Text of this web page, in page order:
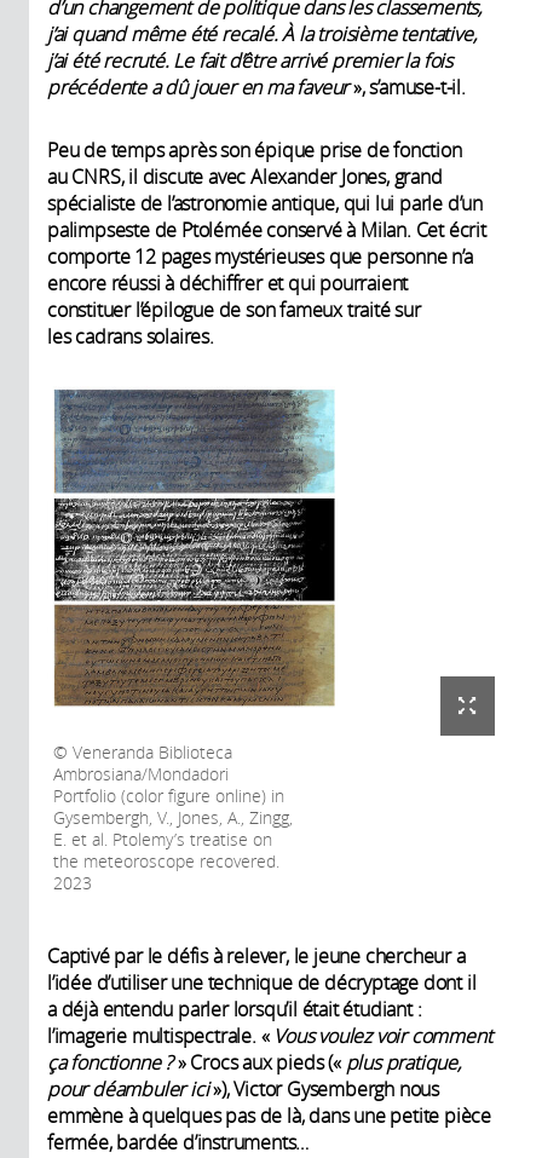
d’un changement de politique dans les classements,
j’ai quand même été recalé. À la troisième tentative,
j’ai été recruté. Le fait d’être arrivé premier la fois
précédente a dû jouer en ma faveur», s’amuse-t-il.
Peu de temps après son épique prise de fonction
au CNRS, il discute avec Alexander Jones, grand
spécialiste de l’astronomie antique, qui lui parle d’un
palimpseste de Ptolémée conservé à Milan. Cet écrit
comporte 12 pages mystérieuses que personne n’a
encore réussi à déchiffrer et qui pourraient
constituer l’épilogue de son fameux traité sur
les cadrans solaires.
Veneranda Biblioteca
Ambrosiana/Mondadori
Portfolio (color figure online) in
Gysembergh, V., Jones, A., Zingg,
E. et al. Ptolemy’s treatise on
the meteoroscope recovered.
2023
Captivé par le défis à relever, le jeune chercheur a
l’idée d’utiliser une technique de décryptage dont il
a déjà entendu parler lorsqu’il était étudiant :
l’imagerie multispectrale. « Vous voulez voir comment
ça fonctionne ?» Crocs aux pieds (« plus pratique,
pour déambuler ici»), Victor Gysembergh nous
emmène à quelques pas de là, dans une petite pièce
fermée, bardée d’instruments…